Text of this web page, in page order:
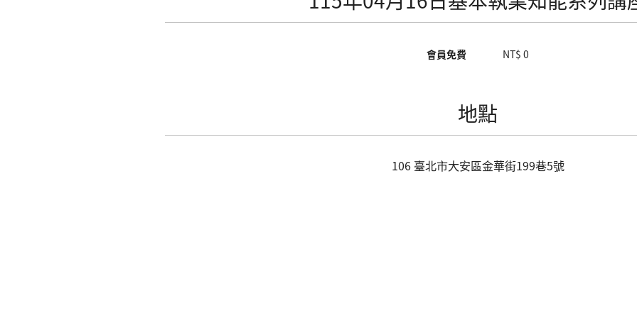
會員免費 NT$ 0
地點
106 臺北市大安區金華街199巷5號